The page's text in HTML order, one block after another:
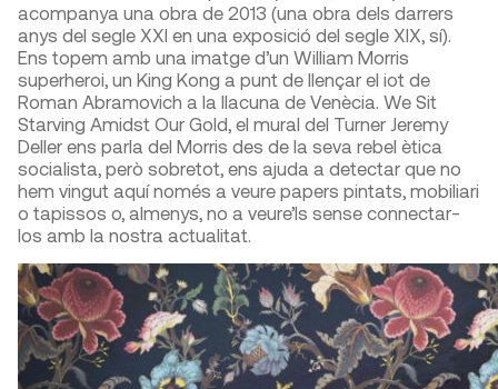
acompanya una obra de 2013 (una obra dels darrers
anys del segle XXI en una exposició del segle XIX, sí).
Ens topem amb una imatge d’un William Morris
superheroi, un King Kong a punt de llençar el iot de
Roman Abramovich a la llacuna de Venècia. We Sit
Starving Amidst Our Gold, el mural del Turner Jeremy
Deller ens parla del Morris des de la seva rebel ètica
socialista, però sobretot, ens ajuda a detectar que no
hem vingut aquí només a veure papers pintats, mobiliari
o tapissos o, almenys, no a veure’ls sense connectar-
los amb la nostra actualitat.